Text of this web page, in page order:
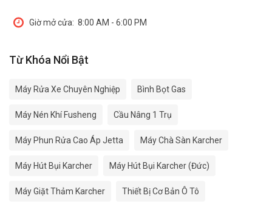
Giờ mở cửa: 8:00 AM - 6:00 PM
Từ Khóa Nổi Bật
Máy Rửa Xe Chuyên Nghiệp Bình Bọt Gas
Máy Nén Khí Fusheng Cầu Nâng 1 Trụ
Máy Phun Rửa Cao Áp Jetta Máy Chà Sàn Karcher
Máy Hút Bụi Karcher Máy Hút Bụi Karcher (Đức)
Máy Giặt Thảm Karcher Thiết Bị Cơ Bản Ô Tô